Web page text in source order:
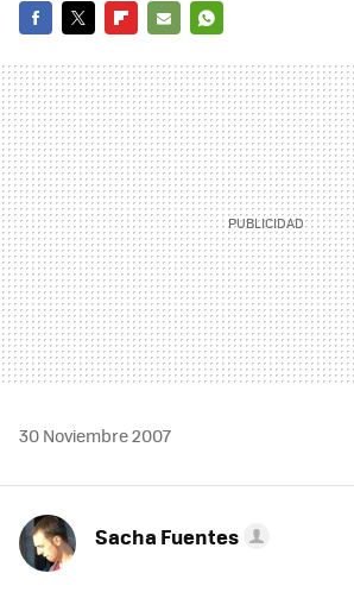
MAIL
30 Noviembre 2007
Sacha Fuentes